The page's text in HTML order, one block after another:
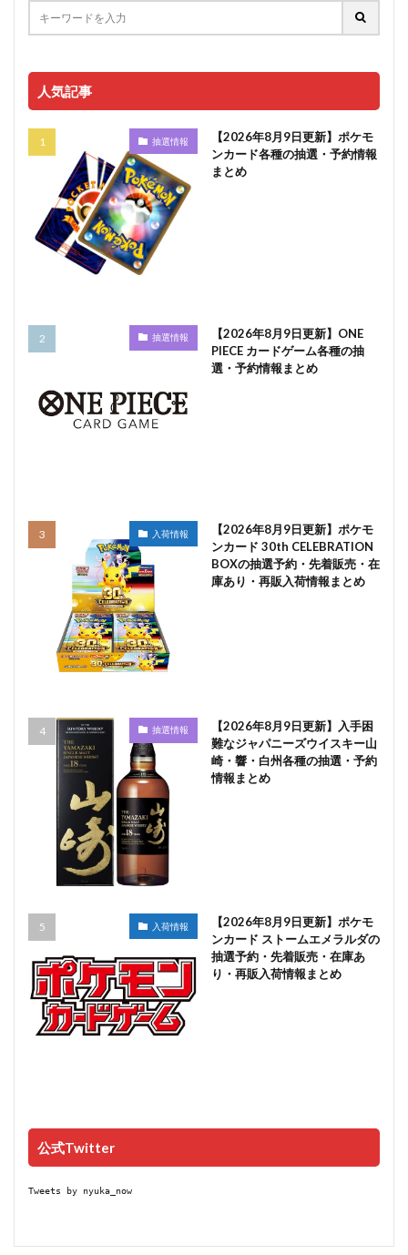
人気記事
抽選情報
【2026年8月9日更新】ポケモ
ンカード各種の抽選・予約情報
まとめ
抽選情報
【2026年8月9日更新】ONE
PIECE カードゲーム各種の抽
選・予約情報まとめ
入荷情報
【2026年8月9日更新】ポケモ
ンカード 30th CELEBRATION
BOXの抽選予約・先着販売・在
庫あり・再販入荷情報まとめ
抽選情報
【2026年8月9日更新】入手困
難なジャパニーズウイスキー山
崎・響・白州各種の抽選・予約
情報まとめ
入荷情報
【2026年8月9日更新】ポケモ
ンカード ストームエメラルダの
抽選予約・先着販売・在庫あ
り・再販入荷情報まとめ
公式Twitter
Tweets by nyuka_now